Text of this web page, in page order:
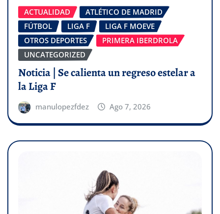
ACTUALIDAD
ATLÉTICO DE MADRID
FÚTBOL
LIGA F
LIGA F MOEVE
OTROS DEPORTES
PRIMERA IBERDROLA
UNCATEGORIZED
Noticia | Se calienta un regreso estelar a
la Liga F
manulopezfdez Ago 7, 2026